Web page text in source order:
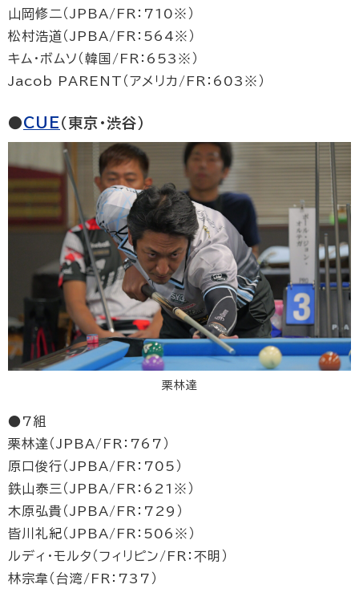
山岡修二（JPBA/FR：710※）
松村浩道（JPBA/FR：564※）
キム・ボムソ（韓国/FR：653※）
Jacob PARENT（アメリカ/FR：603※）
●CUE （東京・渋谷）
栗林達
●7組
栗林達（JPBA/FR：767）
原口俊行（JPBA/FR：705）
鉄山泰三（JPBA/FR：621※）
木原弘貴（JPBA/FR：729）
皆川礼紀（JPBA/FR：506※）
ルディ・モルタ（フィリピン/FR：不明）
林宗韋（台湾/FR：737）